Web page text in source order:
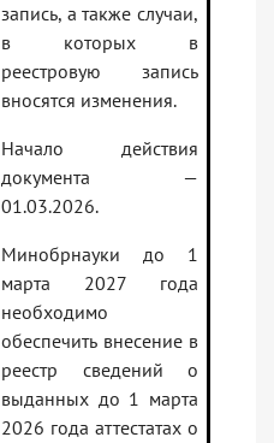
запись, а также случаи,
в которых в
реестровую запись
вносятся изменения.
Начало действия
документа —
01.03.2026.
Минобрнауки до 1
марта 2027 года
необходимо
обеспечить внесение в
реестр сведений о
выданных до 1 марта
2026 года аттестатах о